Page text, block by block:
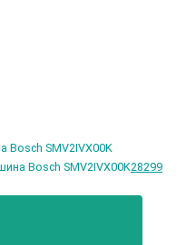
Bosch SMV2IVX00K28299